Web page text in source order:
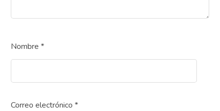
Nombre*
Correo electrónico*